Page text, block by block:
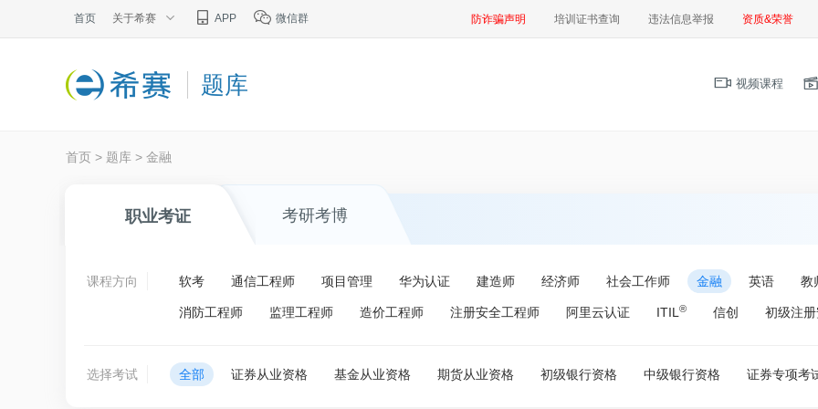
首页 关于希赛 APP 微信群 防诈骗声明 培训证书查询 违法信息举报 资质&荣誉
题库 视频课程
首页 > 题库 > 金融
职业考证 考研考博
课程方向 软考 通信工程师 项目管理 华为认证 建造师 经济师 社会工作师 金融 英语 教
消防工程师 监理工程师 造价工程师 注册安全工程师 阿里云认证 ITIL ® 信创 初级注
选择考试 全部 证券从业资格 基金从业资格 期货从业资格 初级银行资格 中级银行资格 证券专项考